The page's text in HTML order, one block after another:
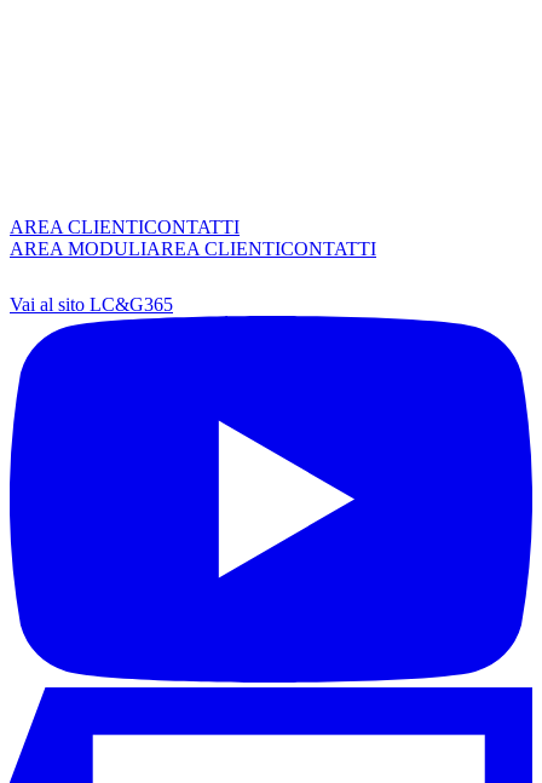
AREA CLIENTICONTATTI
AREA MODULIAREA CLIENTICONTATTI
Vai al sito LC&G365